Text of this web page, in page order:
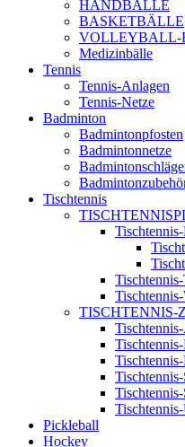
HANDBÄLLE
BASKETBÄLLE
VOLLEYBALL-
Medizinbälle
Tennis
Tennis-Anlagen
Tennis-Netze
Badminton
Badmintonpfosten
Badmintonnetze
Tischtennis
TISCHTENNIS-
Pickleball
Hockey